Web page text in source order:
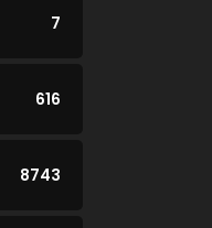
7
616
8743